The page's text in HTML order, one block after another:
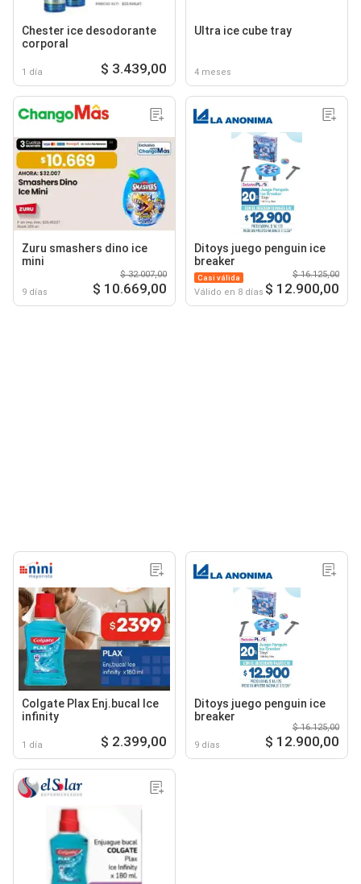
Chester ice desodorante
corporal
1 día $ 3.439,00
Ultra ice cube tray
4 meses
Zuru smashers dino ice
mini
9 días
$ 32.007,00
$ 10.669,00
Ditoys juego penguin ice
breaker
Casi válida
Válido en 8 días
$ 16.125,00
$ 12.900,00
Colgate Plax Enj.bucal Ice
infinity
1 día $ 2.399,00
Ditoys juego penguin ice
breaker
9 días
$ 16.125,00
$ 12.900,00